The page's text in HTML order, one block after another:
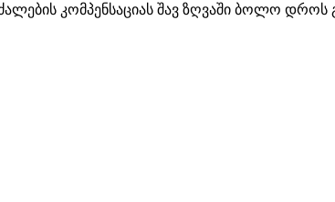
კომპენსაციას შავ ზღვაში ბოლო დროს